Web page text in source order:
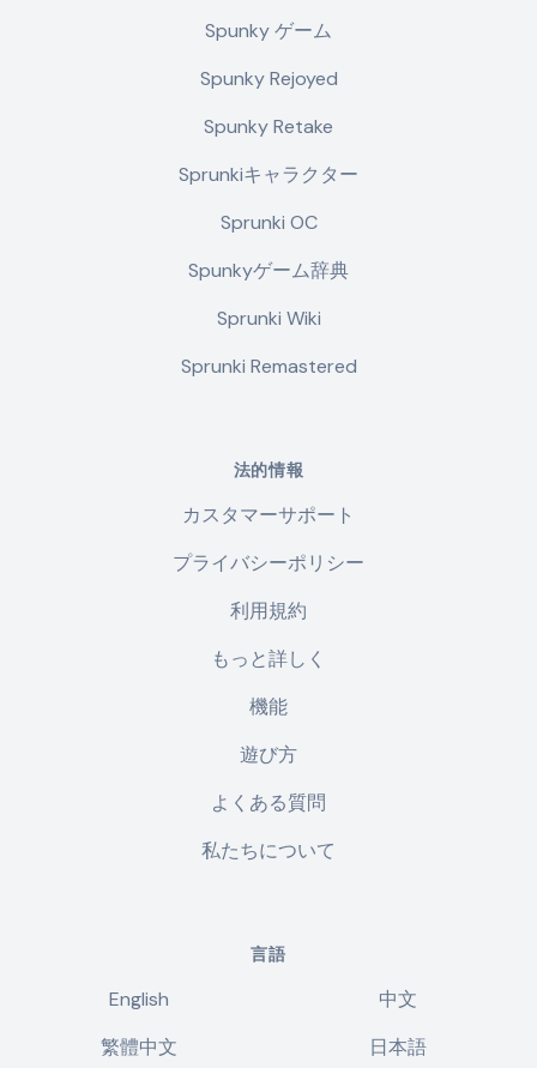
Spunky ゲーム
Spunky Rejoyed
Spunky Retake
Sprunkiキャラクター
Sprunki OC
Spunkyゲーム辞典
Sprunki Wiki
Sprunki Remastered
法的情報
カスタマーサポート
プライバシーポリシー
利用規約
もっと詳しく
機能
遊び方
よくある質問
私たちについて
言語
English
中文
繁體中文
日本語